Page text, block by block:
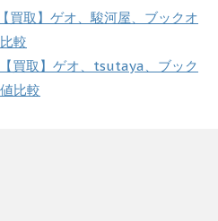
買取】ゲオ、駿河屋、ブックオ
較
買取】ゲオ、tsutaya、ブック
比較